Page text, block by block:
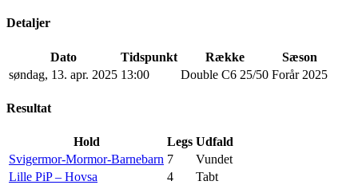
Detaljer
Dato Tidspunkt Række
Sæson
søndag, 13. apr. 2025 13:00 Double C6 25/50 Forår 2025
Resultat
Hold Legs Udfald
Svigermor-Mormor-Barnebarn 7
Vundet
Lille PiP – Hovsa
4 Tabt